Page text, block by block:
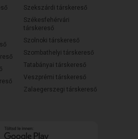
Szekszárdi társkereső
Székesfehérvári
társkereső
Szolnoki társkereső
Szombathelyi társkereső
Tatabányai társkereső
Veszprémi társkereső
Zalaegerszegi társkereső